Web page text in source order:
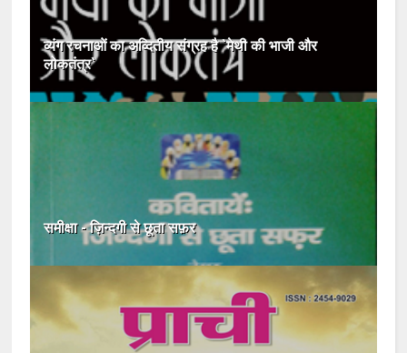
व्यंग रचनाओं का अव्दितीय संग्रह है `मेथी की भाजी और
लोकतंत्र`
समीक्षा - ज़िन्दगी से छूता सफ़र